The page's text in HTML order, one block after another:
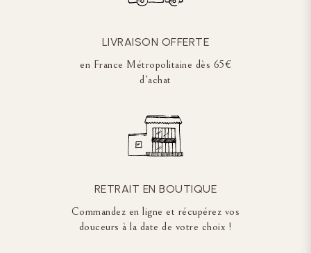
LIVRAISON OFFERTE
en France Métropolitaine dès 65€
d’achat
RETRAIT EN BOUTIQUE
Commandez en ligne et récupérez vos
douceurs à la date de votre choix !